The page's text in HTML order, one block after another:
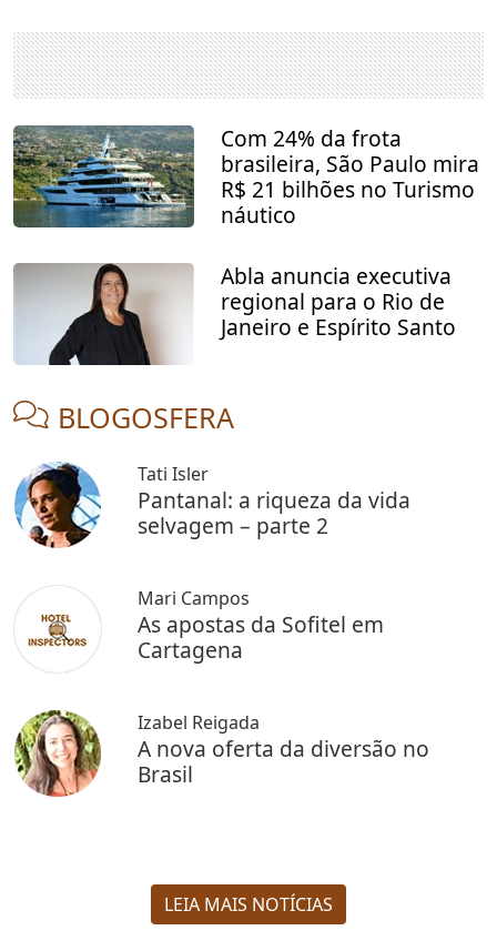
Com 24% da frota
brasileira, São Paulo mira
R$ 21 bilhões no Turismo
náutico
Abla anuncia executiva
regional para o Rio de
Janeiro e Espírito Santo
BLOGOSFERA
Tati Isler
Pantanal: a riqueza da vida
selvagem – parte 2
Mari Campos
As apostas da Sofitel em
Cartagena
Izabel Reigada
A nova oferta da diversão no
Brasil
LEIA MAIS NOTÍCIAS